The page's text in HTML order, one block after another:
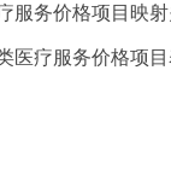
服务价格项目映
医疗服务价格项